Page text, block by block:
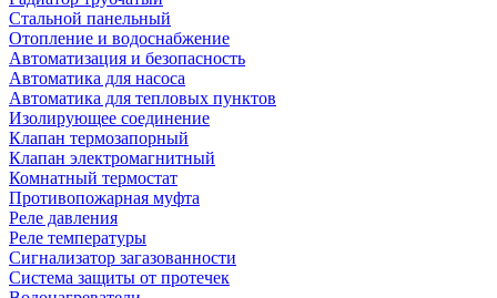
Стальной панельный
Отопление и водоснабжение
Автоматизация и безопасность
Автоматика для насоса
Автоматика для тепловых пунктов
Изолирующее соединение
Клапан термозапорный
Клапан электромагнитный
Комнатный термостат
Противопожарная муфта
Реле давления
Реле температуры
Сигнализатор загазованности
Система защиты от протечек